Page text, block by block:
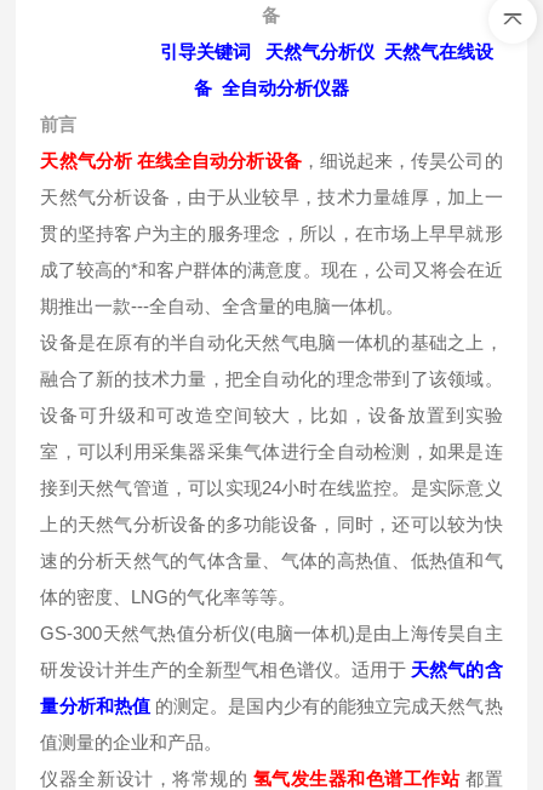
备
引导关键词 天然气分析仪 天然气在线设
备 全自动分析仪器
前言
天然气分析 在线全自动分析设备，细说起来，传昊公司的
天然气分析设备，由于从业较早，技术力量雄厚，加上一
贯的坚持客户为主的服务理念，所以，在市场上早早就形
成了较高的*和客户群体的满意度。现在，公司又将会在近
期推出一款---全自动、全含量的电脑一体机。
设备是在原有的半自动化天然气电脑一体机的基础之上，
融合了新的技术力量，把全自动化的理念带到了该领域。
设备可升级和可改造空间较大，比如，设备放置到实验
室，可以利用采集器采集气体进行全自动检测，如果是连
接到天然气管道，可以实现24小时在线监控。是实际意义
上的天然气分析设备的多功能设备，同时，还可以较为快
速的分析天然气的气体含量、气体的高热值、低热值和气
体的密度、LNG的气化率等等。
GS-300天然气热值分析仪(电脑一体机)是由上海传昊自主
研发设计并生产的全新型气相色谱仪。适用于 天然气的含
量分析和热值 的测定。是国内少有的能独立完成天然气热
值测量的企业和产品。
仪器全新设计，将常规的 氢气发生器和色谱工作站都置